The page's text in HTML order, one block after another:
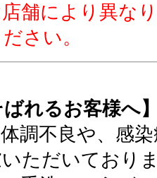
舗により異な
さい。
ばれるお客様へ
調不良や、感
ただいており